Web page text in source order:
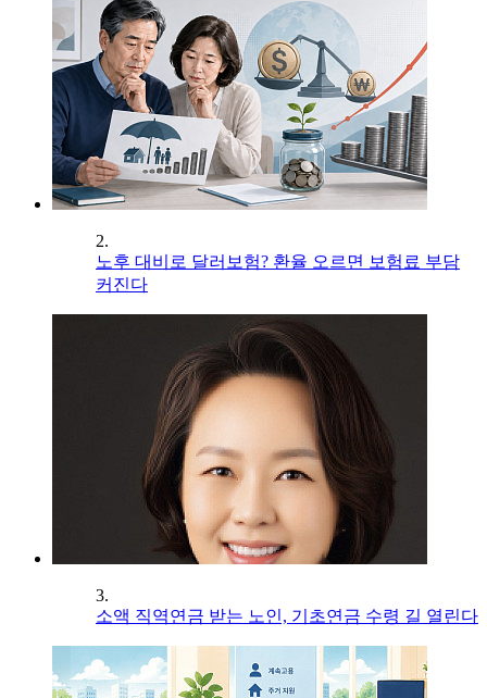
2.
노후 대비로 달러보험? 환율 오르면 보험료 부담
커진다
3.
소액 직역연금 받는 노인, 기초연금 수령 길 열린다